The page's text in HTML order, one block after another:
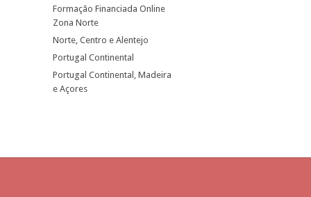
Formação Financiada Online
Zona Norte
Norte, Centro e Alentejo
Portugal Continental
Portugal Continental, Madeira
e Açores